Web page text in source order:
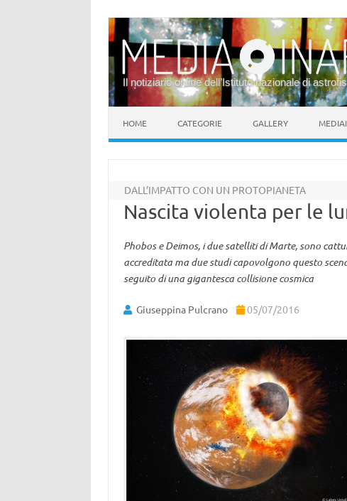
Il notiziario online dell’Istituto nazionale di
HOME CATEGORIE GALLERY
DALL’IMPATTO CON UN PROTOPIANETA
Nascita violenta per le
Phobos e Deimos, i due satelliti di Marte, sono
accreditata ma due studi capovolgono questo
seguito di una gigantesca collisione cosmica
Giuseppina Pulcrano 05/07/2016